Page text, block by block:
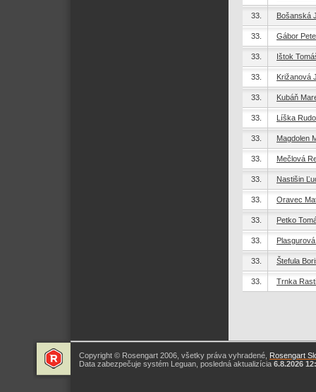
33. Bošanská
33. Gábor
33. Ištok
33. Križanová
33. Kubáň
33. Líška
33. Magdolen
33. Mečlová
33. Nastišin
33. Oravec
33. Petko
33.
33. Štefula
33. Trnka
Copyright © Rosengart 2006, všetky práva vyhradené, Rosengart
Data zabezpečuje systém Leguan, posledná aktualizícia 6.8.2026